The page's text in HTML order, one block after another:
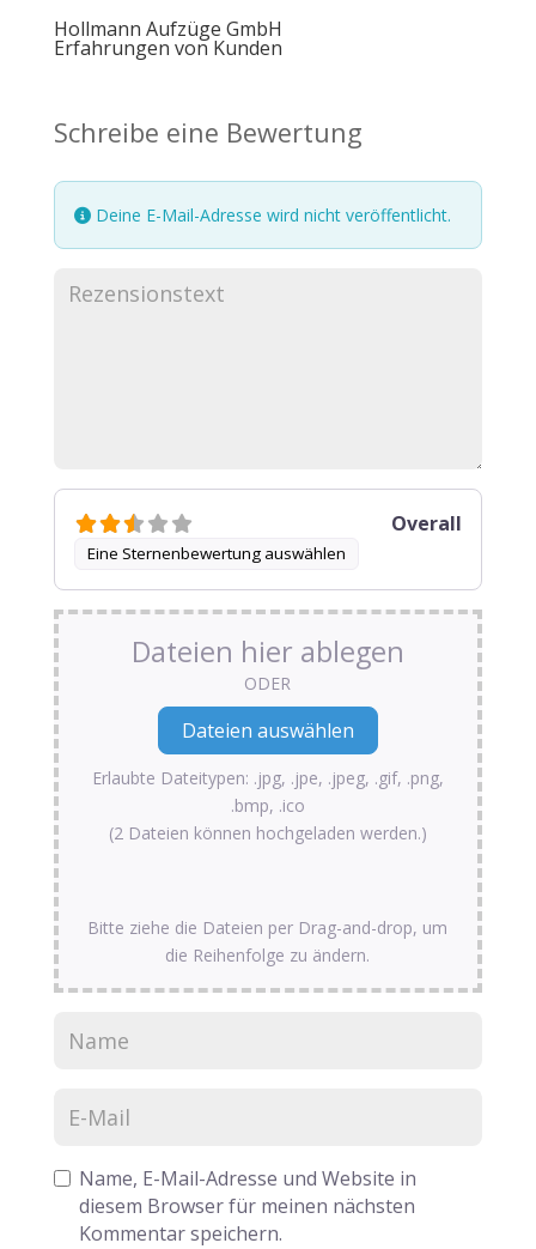
Hollmann Aufzüge GmbH
Erfahrungen von Kunden
Schreibe eine Bewertung
Deine E-Mail-Adresse wird nicht veröffentlicht.
Eine Sternenbewertung auswählen
Overall
Dateien hier ablegen
ODER
Erlaubte Dateitypen: .jpg, .jpe, .jpeg, .gif, .png,
.bmp, .ico
(2 Dateien können hochgeladen werden.)
Bitte ziehe die Dateien per Drag-and-drop, um
die Reihenfolge zu ändern.
Name, E-Mail-Adresse und Website in
diesem Browser für meinen nächsten
Kommentar speichern.